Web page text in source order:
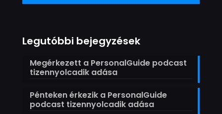
Legutóbbi bejegyzések
Megérkezett a PersonalGuide podcast
tizennyolcadik adása
Pénteken érkezik a PersonalGuide
podcast tizennyolcadik adása